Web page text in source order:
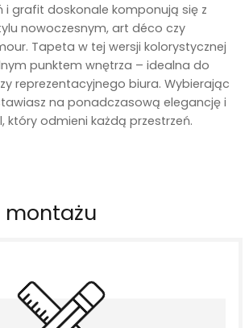
i grafit doskonale komponują się z
nowoczesnym, art déco czy
Tapeta w tej wersji kolorystycznej
punktem wnętrza – idealna do
reprezentacyjnego biura. Wybierając
na ponadczasową elegancję i
który odmieni każdą przestrzeń.
montażu